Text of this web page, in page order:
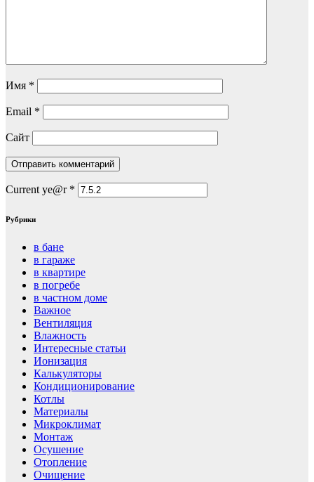
Имя *
Email *
Сайт
Current ye@r *
Рубрики
в бане
в гараже
в квартире
в погребе
в частном доме
Важное
Вентиляция
Влажность
Интересные статьи
Ионизация
Калькуляторы
Кондиционирование
Котлы
Материалы
Микроклимат
Монтаж
Осушение
Отопление
Очищение